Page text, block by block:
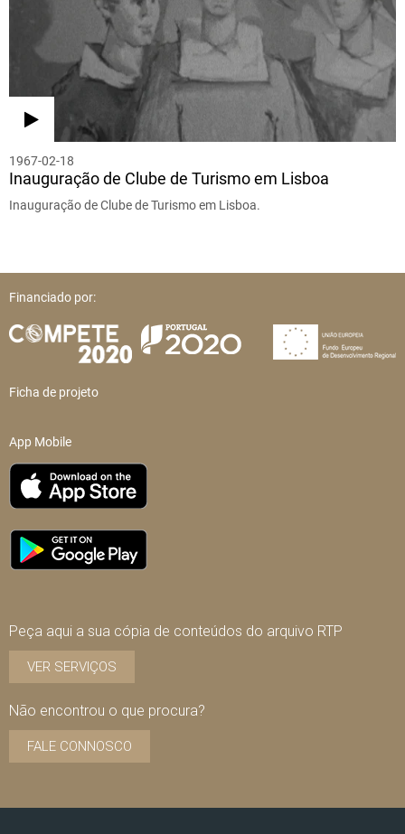
1967-02-18
Inauguração de Clube de Turismo em Lisboa
Inauguração de Clube de Turismo em Lisboa.
Financiado por:
Ficha de projeto
App Mobile
Peça aqui a sua cópia de conteúdos do arquivo RTP
VER SERVIÇOS
Não encontrou o que procura?
FALE CONNOSCO